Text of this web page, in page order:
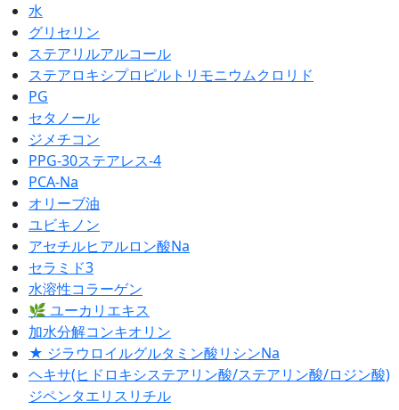
水
グリセリン
ステアリルアルコール
ステアロキシプロピルトリモニウムクロリド
PG
セタノール
ジメチコン
PPG-30ステアレス-4
PCA-Na
オリーブ油
ユビキノン
アセチルヒアルロン酸Na
セラミド3
水溶性コラーゲン
🌿 ユーカリエキス
加水分解コンキオリン
★ ジラウロイルグルタミン酸リシンNa
ヘキサ(ヒドロキシステアリン酸/ステアリン酸/ロジン酸)
ジペンタエリスリチル